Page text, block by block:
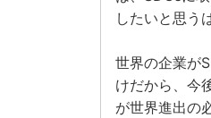
したいと思う
世界の企業が
けだから、今
が世界進出の